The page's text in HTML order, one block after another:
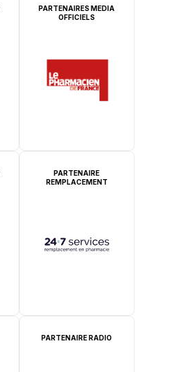
PARTENAIRES MEDIA
OFFICIELS
PARTENAIRE
REMPLACEMENT
PARTENAIRE RADIO